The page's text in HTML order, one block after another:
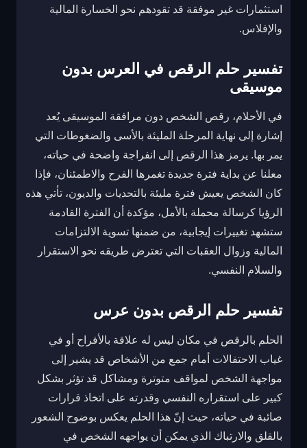
استثمارات غير موفقة قد تقودهم نحو الخسارة المالية
والإفلاس.
تفسير حلم الرقص في العرس بدون
موسيقى
في الأحلام، رقص الشخص دون مرافقة الموسيقى يُعد
إشارة إلى نهاية المرحلة المليئة بالأسى والضغوطات التي
يمر بها. يرمز هذا الرقص إلى انفراجة واضحة في حياته،
معلنا عن بداية فترة جديدة تغمرها الفرح والاطمئنان، فإذا
كان الشخص يعيش فترة مليئة بالتحديات والديون، تأتي هذه
الرؤيا كرسالة محملة بالأمل، مؤكدة أن الفترة القادمة
ستشهد تغييرات إيجابية، من ضمنها تسوية الالتزامات
المالية وزوال العقبات التي تعترض طريقه نحو الاستقرار
والسلام النفسي.
تفسير حلم الرقص بدون عرس
الحلم بالرقص في مكان ليس له علاقة بالأفراح أو في
غياب الاحتفالات أمام جمع من الأشخاص قد يشير إلى
مواجهة الشخص لمواقف متوترة ومشاكل قد تؤثر بشكل
كبير على استقراره النفسي وقدرته على اتخاذ قرارات
صائبة في حياته، حيث إنّ هذا الحلم يعكس بوضوح الشعور
بالقلق والارتباك الذي يمكن أن يواجهه الشخص في